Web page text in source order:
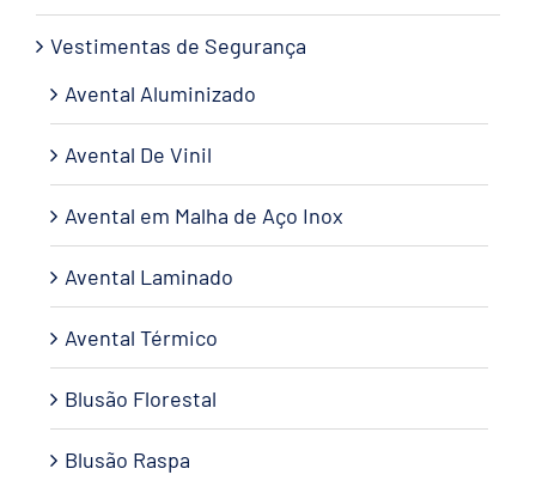
Vestimentas de Segurança
Avental Aluminizado
Avental De Vinil
Avental em Malha de Aço Inox
Avental Laminado
Avental Térmico
Blusão Florestal
Blusão Raspa